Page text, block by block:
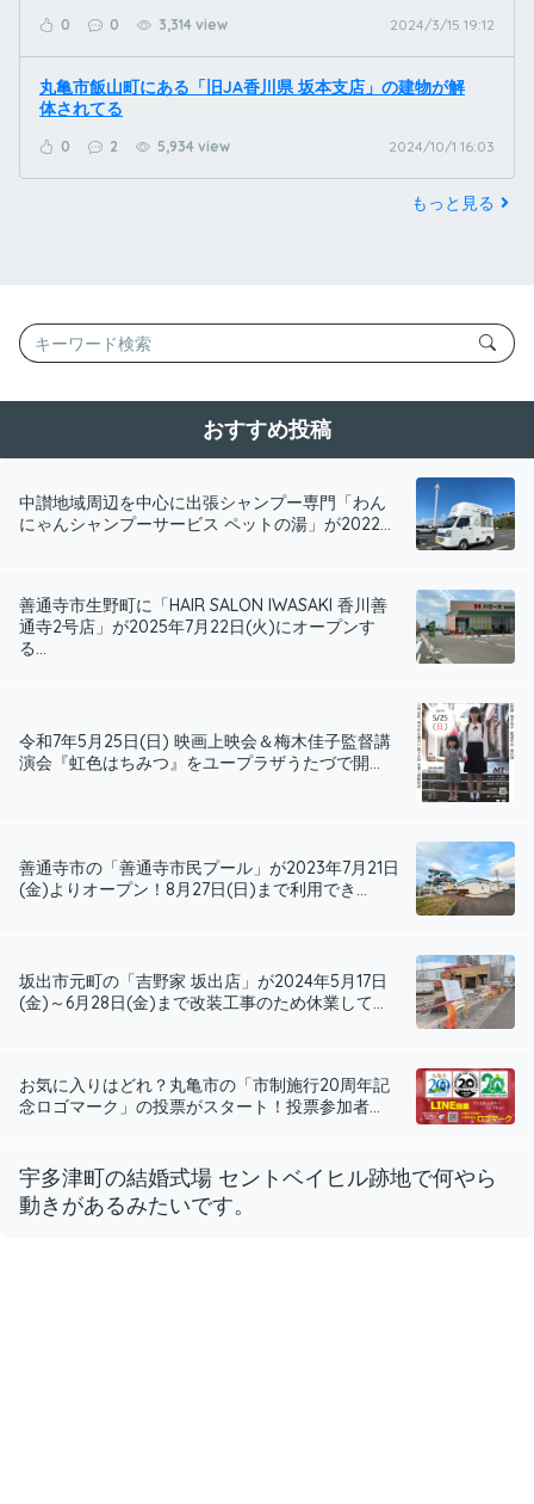
0 0 3,314 view 2024/3/15 19:12
丸亀市飯山町にある「旧JA香川県 坂本支店」の建物が解
体されてる
0 2 5,934 view 2024/10/1 16:03
もっと見る
おすすめ投稿
中讃地域周辺を中心に出張シャンプー専門「わん
にゃんシャンプーサービス ペットの湯」が2022...
善通寺市生野町に「HAIR SALON IWASAKI 香川善
通寺2号店」が2025年7月22日(火)にオープンす
る...
令和7年5月25日(日) 映画上映会＆梅木佳子監督講
演会『虹色はちみつ』をユープラザうたづで開...
善通寺市の「善通寺市民プール」が2023年7月21日
(金)よりオープン！8月27日(日)まで利用でき...
坂出市元町の「吉野家 坂出店」が2024年5月17日
(金)～6月28日(金)まで改装工事のため休業して...
お気に入りはどれ？丸亀市の「市制施行20周年記
念ロゴマーク」の投票がスタート！投票参加者...
宇多津町の結婚式場 セントベイヒル跡地で何やら
動きがあるみたいです。